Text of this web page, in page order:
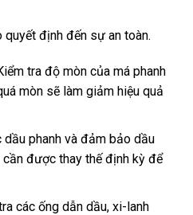
quyết định đến sự an toàn.
tra độ mòn của má phanh
mòn sẽ làm giảm hiệu quả
dầu phanh và đảm bảo dầu
cần được thay thế định kỳ để
các ống dẫn dầu, xi-lanh